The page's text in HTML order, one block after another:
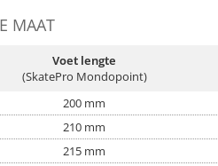
MAAT
Voet lengte
(SkatePro Mondopoint)
200 mm
210 mm
215 mm